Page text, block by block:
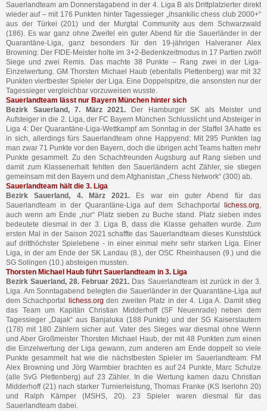
Sauerlandteam am Donnerstagabend in der 4. Liga B als Drittplatzierter direkt
wieder auf – mit 176 Punkten hinter Tagessieger „ihsankilic chess club 2000+“
aus der Türkei (201) und der Murgtal Community aus dem Schwarzwald
(186). Es war ganz ohne Zweifel ein guter Abend für die Sauerländer in der
Quarantäne-Liga, ganz besonders für den 19-jährigen Halveraner Alex
Browning: Der FIDE-Meister holte im 3+2-Bedenkzeitmodus in 17 Partien zwölf
Siege und zwei Remis. Das machte 38 Punkte – Rang zwei in der Liga-
Einzelwertung. GM Thorsten Michael Haub (ebenfalls Plettenberg) war mit 32
Punkten viertbester Spieler der Liga. Eine Doppelspitze, die ansonsten nur der
Tagessieger vergleichbar vorzuweisen wusste.
Sauerlandteam lässt nur Bayern München hinter sich
Bezirk Sauerland, 7. März 2021. Der Hamburger SK als Meister und
Aufsteiger in die 2. Liga, der FC Bayern München Schlusslicht und Absteiger in
Liga 4: Der Quarantäne-Liga-Wettkampf am Sonntag in der Staffel 3A hatte es
in sich, allerdings fürs Sauerlandteam ohne Happyend: Mit 295 Punkten lag
man zwar 71 Punkte vor den Bayern, doch die übrigen acht Teams hatten mehr
Punkte gesammelt. Zu den Schachfreunden Augsburg auf Rang sieben und
damit zum Klassenerhalt fehlten den Sauerländern acht Zähler, sie stiegen
gemeinsam mit den Bayern und dem Afghanistan „Chess Network“ (300) ab.
Sauerlandteam hält die 3. Liga
Bezirk Sauerland, 4. März 2021. Es war ein guter Abend für das
Sauerlandteam in der Quarantäne-Liga auf dem Schachportal
lichess.org,
auch wenn am Ende „nur“ Platz sieben zu Buche stand. Platz sieben indes
bedeutete diesmal in der 3. Liga B, dass die Klasse gehalten wurde. Zum
ersten Mal in der Saison 2021 schaffte das Sauerlandteam dieses Kunststück
auf dritthöchster Spielebene - in einer einmal mehr sehr starken Liga. Einer
Liga, in der am Ende der SK Landau (8.), der OSC Rheinhausen (9.) und die
SG Solingen (10.) absteigen mussten.
Thorsten Michael Haub führt Sauerlandteam in 3. Liga
Bezirk Sauerland, 28. Februar 2021. Das Sauerlandteam ist zurück in der 3.
Liga. Am Sonntagabend belegten die Sauerländer in der Quarantäne-Liga auf
dem Schachportal
lichess.org den zweiten Platz in der 4. Liga A. Damit stieg
das Team um Kapitän Christian Midderhoff (SF Neuenrade) neben dem
Tagessieger „Dajak“ aus Banjaluka (188 Punkte) und der SG Kaiserslautern
(178) mit 180 Zählern sicher auf. Vater des Sieges war diesmal ohne Wenn
und Aber Großmeister Thorsten Michael Haub, der mit 48 Punkten zum einen
die Einzelwertung der Liga gewann, zum anderen am Ende doppelt so viele
Punkte gesammelt hat wie die nächstbesten Spieler im Sauerlandteam: FM
Alex Browning und Jörg Warmbier brachten es auf 24 Punkte, Marc Schulze
(alle SvG Plettenberg) auf 23 Zähler. In die Wertung kamen dazu Christian
Midderhoff (21) nach starker Turnierleistung, Thomas Franke (KS Iserlohn 20)
und Ralph Kämper (MSHS, 20). 23 Spieler waren diesmal für das
Sauerlandteam dabei.